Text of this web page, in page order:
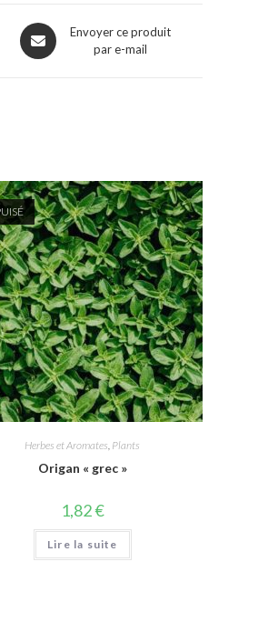
Opens
in
Envoyer ce produit
par e-mail
Herbes et Aromates, Plants
Origan « grec »
1,82€
Lire la suite